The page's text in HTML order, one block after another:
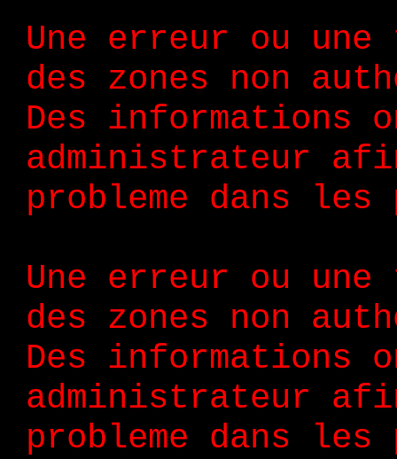
Une erreur ou
des zones non
Des informations
administrateur
probleme dans
Une erreur ou
des zones non
Des informations
administrateur
probleme dans